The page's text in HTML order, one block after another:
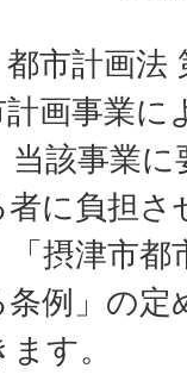
市計画法
計画事業
該事業
者に負担
摂津市都
例」の定
す。